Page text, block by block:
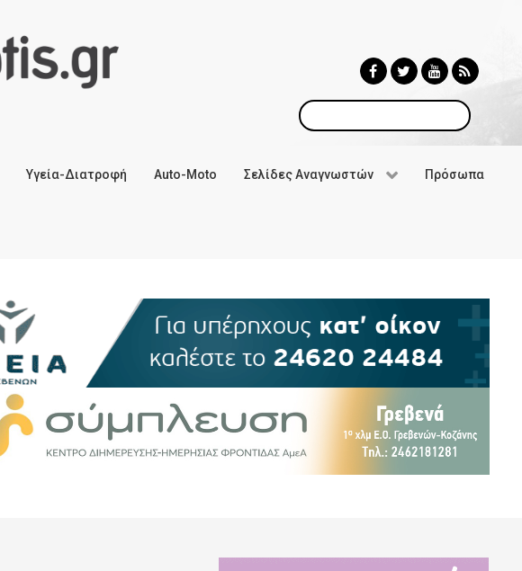
Αναζήτηση
Υγεία-Διατροφή Auto-Moto Σελίδες Αναγνωστών Πρόσωπα